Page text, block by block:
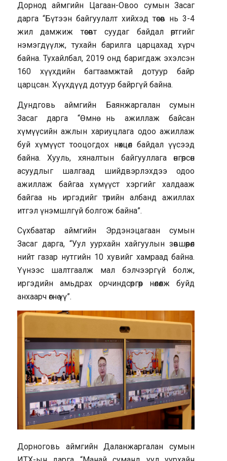
Дорнод аймгийн Цагаан-Овоо сумын Засаг
дарга “Бүтээн байгуулалт хийхэд төсөв нь 3-4
жил дамжиж төсөвт суудаг байдал өртгийг
нэмэгдүүлж, тухайн барилга царцахад хүрч
байна. Тухайлбал, 2019 онд баригдаж эхэлсэн
160 хүүхдийн багтаамжтай дотуур байр
царцсан. Хүүхдүүд дотуур байргүй байна.
Дундговь аймгийн Баянжаргалан сумын
Засаг дарга “Өмнө нь ажиллаж байсан
хүмүүсийн ажлын хариуцлага одоо ажиллаж
буй хүмүүст тооцогдох нөхцөл байдал үүсээд
байна. Хууль, хяналтын байгууллага өнгөрсөн
асуудлыг шалгаад шийдвэрлэхдээ одоо
ажиллаж байгаа хүмүүст хэргийг халдааж
байгаа нь иргэдийг төрийн албанд ажиллах
итгэл үнэмшлгүй болгож байна”.
Сүхбаатар аймгийн Эрдэнэцагаан сумын
Засаг дарга, “Уул уурхайн хайгуулын зөвшөөрөл
нийт газар нутгийн 10 хувийг хамраад байна.
Үүнээс шалтгаалж мал бэлчээргүй болж,
иргэдийн амьдрах орчиндсөргөөр нөлөөлж буйд
анхаарч өгнө үү”.
Дорноговь аймгийн Даланжаргалан сумын